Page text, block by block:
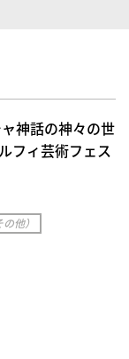
神話の神々の世
フィ芸術フェス
他）